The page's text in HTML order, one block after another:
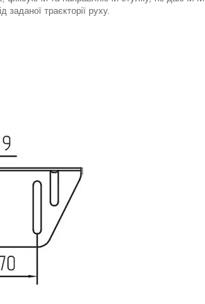
заданої траєкторії руху.